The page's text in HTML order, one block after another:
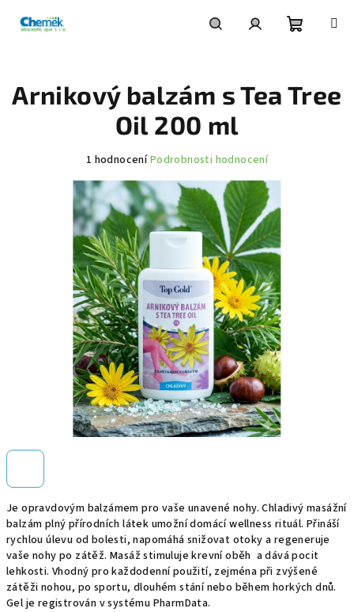
košík
Je opravdovým balzámem pro vaše unavené nohy. Chladivý masážní
balzám plný přírodních látek umožní domácí wellness rituál. Přináší
rychlou úlevu od bolesti, napomáhá snižovat otoky a regeneruje
vaše nohy po zátěž. Masáž stimuluje krevní oběh a dává pocit
lehkosti. Vhodný pro každodenní použití, zejména při zvýšené
zátěži nohou, po sportu, dlouhém stání nebo během horkých dnů.
Gel je registrován v systému PharmData.
Arnikový balzám s Tea Tree
Oil 200 ml
Průměrné
produktu
je
4,0
z
5
hvězdiček.
1 hodnoceníPodrobnosti hodnocení